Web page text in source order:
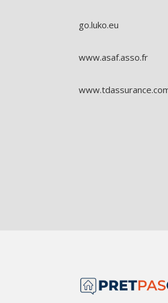
go.luko.eu
www.asaf.asso.fr